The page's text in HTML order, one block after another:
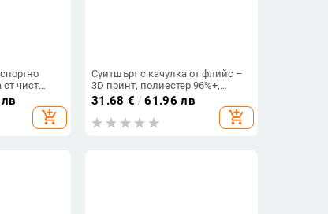
чист
размер
add_shopping_cart
Суитшърт с качулка от флийс –
3D принт, полиестер 96%+,
дебелина, свободна кройка
31.68 € /61.96 лв
add_shopping_cart